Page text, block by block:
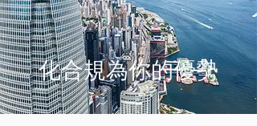
化合規為你的優勢